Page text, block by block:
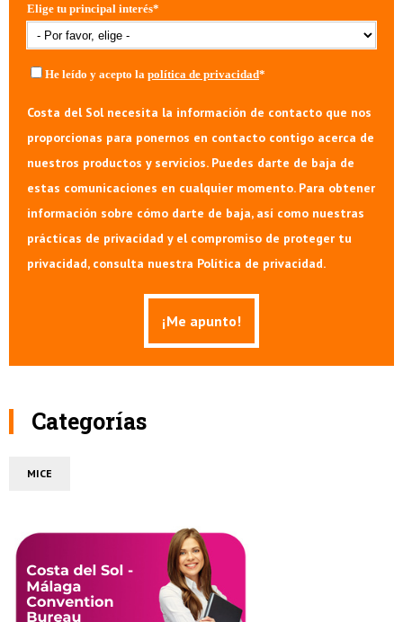
Elige tu principal interés*
He leído y acepto la política de privacidad*
Costa del Sol necesita la información de contacto que nos
proporcionas para ponernos en contacto contigo acerca de
nuestros productos y servicios. Puedes darte de baja de
estas comunicaciones en cualquier momento. Para obtener
información sobre cómo darte de baja, así como nuestras
prácticas de privacidad y el compromiso de proteger tu
privacidad, consulta nuestra Política de privacidad.
Categorías
MICE